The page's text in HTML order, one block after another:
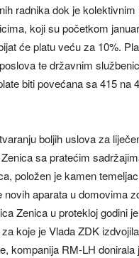
radnika dok je
koji su početkom
će platu veću za 10%.
te državnim
biti povećana sa 415 na
boljih uslova za
sa pratećim
položen je kamen
aparata u domovima
Zenica u protekloj godini
koje je Vlada ZDK
kompanija RM-LH